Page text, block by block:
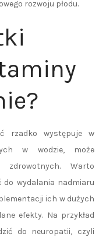
rozwoju płodu.
rzadko występuje w
w wodzie, może
Warto
do wydalania nadmiaru
ich w dużych
efekty. Na przykład
do neuropatii, czyli